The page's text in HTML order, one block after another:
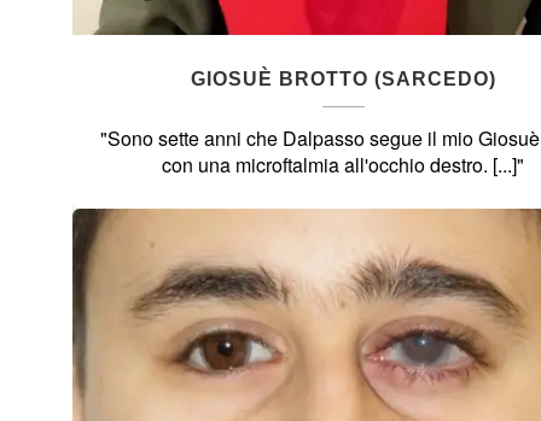
GIOSUÈ BROTTO (SARCEDO)
"Sono sette anni che Dalpasso segue il mio
con una microftalmia all'occhio destro. [...]"